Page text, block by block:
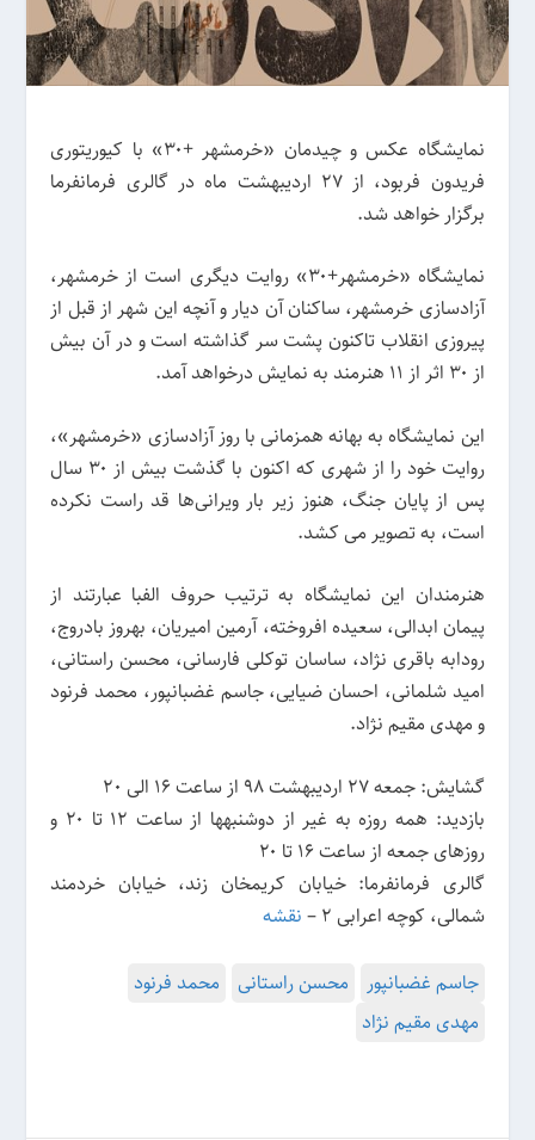
نمایشگاه عکس و چیدمان «خرمشهر +۳۰» با کیوریتوری
فریدون فربود، از 27 اردیبهشت ماه در گالری فرمانفرما
برگزار خواهد شد.
نمایشگاه «خرمشهر+۳۰» روایت دیگری است از خرمشهر،
آزادسازی خرمشهر، ساکنان آن دیار و آنچه این شهر از قبل از
پیروزی انقلاب تاکنون پشت سر گذاشته است و در آن بیش
از ۳۰ اثر از ۱۱ هنرمند به نمایش درخواهد آمد.
این نمایشگاه به بهانه همزمانی با روز آزادسازی «خرمشهر»،
روایت خود را از شهری که اکنون با گذشت بیش از ۳۰ سال
پس از پایان جنگ، هنوز زیر بار ویرانی‌ها قد راست نکرده
است، به تصویر می کشد.
هنرمندان این نمایشگاه به ترتیب حروف الفبا عبارتند از
پیمان ابدالی، سعیده افروخته، آرمین امیریان، بهروز بادروج،
رودابه باقری نژاد، ساسان توکلی فارسانی، محسن راستانی،
امید شلمانی، احسان ضیایی، جاسم غضبانپور، محمد فرنود
و مهدی مقیم نژاد.
گشایش: جمعه 27 اردیبهشت 98 از ساعت 16 الی 20
بازدید: همه روزه به غیر از دوشنبه‎ها از ساعت ۱۲ تا ۲۰ و
روزهای جمعه از ساعت ۱۶ تا ۲۰
گالری فرمانفرما: خیابان کریمخان زند، خیابان خردمند
شمالی، کوچه اعرابی ۲ –
نقشه
جاسم غضبانپور محسن راستانی
محمد فرنود
مهدی مقیم نژاد